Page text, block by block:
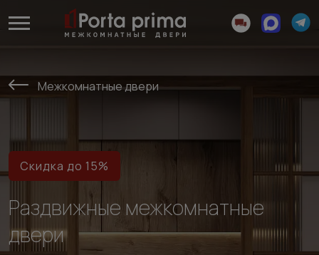
Межкомнатные двери
Скидка до 15%
Раздвижные межкомнатные
двери